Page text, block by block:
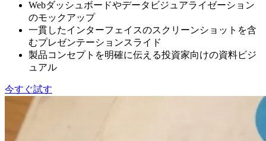
Webダッシュボードやデータビジュアライゼーション
のモックアップ
一貫したインターフェイスのスクリーンショットを含
むプレゼンテーションスライド
製品コンセプトを明確に伝える投資家向けの資料ビジ
ュアル
今すぐ試す